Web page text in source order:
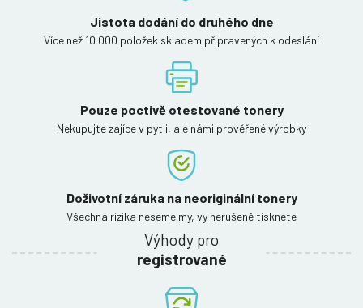
Jistota dodání do druhého dne
Více než 10 000 položek skladem připravených k odeslání
Pouze poctivě otestované tonery
Nekupujte zajíce v pytli, ale námi prověřené výrobky
Doživotní záruka na neoriginální tonery
Všechna rizika neseme my, vy nerušeně tisknete
Výhody pro
registrované